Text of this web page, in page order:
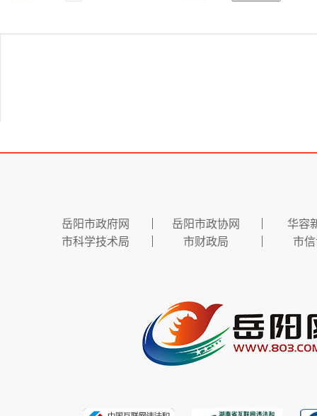
岳阳市政府网 岳阳市政协网
华容
市科学技术局
市财政局 市